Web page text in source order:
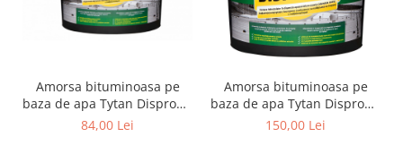
Amorsa bituminoasa pe
baza de apa Tytan Disprobit
10kg
84,00 Lei
Amorsa bituminoasa pe
baza de apa Tytan Disprobit
20kg
150,00 Lei